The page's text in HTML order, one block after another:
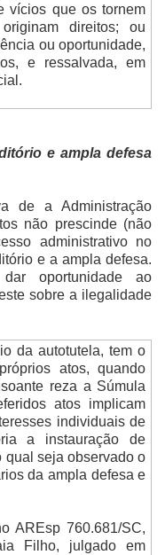
vícios que os tornem
direitos; ou
ou oportunidade,
e ressalvada, em
e ampla defesa
de a Administração
não prescinde (não
administrativo no
e a ampla defesa.
oportunidade ao
sobre a ilegalidade
da autotutela, tem o
atos, quando
reza a Súmula
atos implicam
individuais de
a instauração de
qual seja observado o
da ampla defesa e
AREsp 760.681/SC,
Filho, julgado em